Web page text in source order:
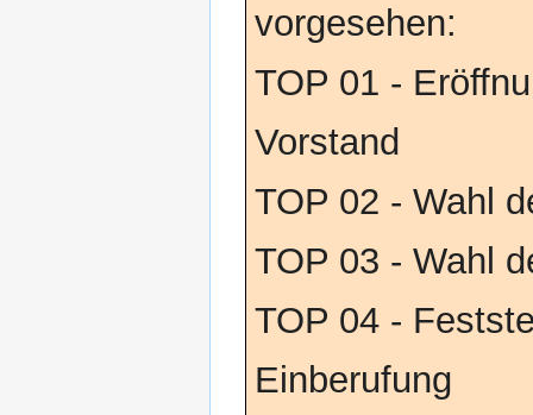
vorgesehen:
TOP 01 -
Vorstand
TOP 02 - Wahl
TOP 03 - Wahl
TOP 04 -
Einberufung